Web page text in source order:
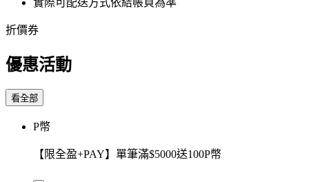
折價券
優惠活動
看全部
P幣
【限全盈+PAY】單筆滿$5000送100P幣